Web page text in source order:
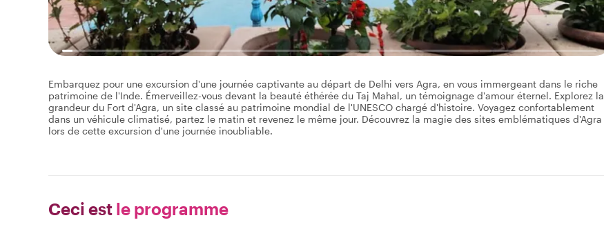
Embarquez pour une excursion d'une journée captivante au départ de Delhi vers Agra, en vous immergeant dans le riche
patrimoine de l'Inde. Émerveillez-vous devant la beauté éthérée du Taj Mahal, un témoignage d'amour éternel. Explorez la
grandeur du Fort d'Agra, un site classé au patrimoine mondial de l'UNESCO chargé d'histoire. Voyagez confortablement
dans un véhicule climatisé, partez le matin et revenez le même jour. Découvrez la magie des sites emblématiques d'Agra
lors de cette excursion d'une journée inoubliable.
Ceci est le programme